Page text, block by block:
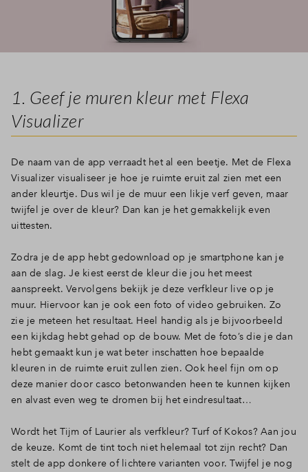
1. Geef je muren kleur met Flexa
Visualizer
De naam van de app verraadt het al een beetje. Met de Flexa
Visualizer visualiseer je hoe je ruimte eruit zal zien met een
ander kleurtje. Dus wil je de muur een likje verf geven, maar
twijfel je over de kleur? Dan kan je het gemakkelijk even
uittesten.
Zodra je de app hebt gedownload op je smartphone kan je
aan de slag. Je kiest eerst de kleur die jou het meest
aanspreekt. Vervolgens bekijk je deze verfkleur live op je
muur. Hiervoor kan je ook een foto of video gebruiken. Zo
zie je meteen het resultaat. Heel handig als je bijvoorbeeld
een kijkdag hebt gehad op de bouw. Met de foto’s die je dan
hebt gemaakt kun je wat beter inschatten hoe bepaalde
kleuren in de ruimte eruit zullen zien. Ook heel fijn om op
deze manier door casco betonwanden heen te kunnen kijken
en alvast even weg te dromen bij het eindresultaat…
Wordt het Tijm of Laurier als verfkleur? Turf of Kokos? Aan jou
de keuze. Komt de tint toch niet helemaal tot zijn recht? Dan
stelt de app donkere of lichtere varianten voor. Twijfel je nog